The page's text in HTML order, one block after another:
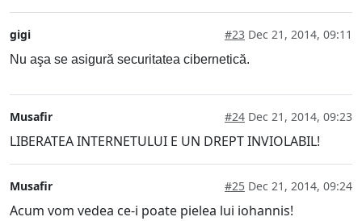
gigi #23 Dec 21, 2014, 09:11
Nu aşa se asigură securitatea cibernetică.
Musafir #24 Dec 21, 2014, 09:23
LIBERATEA INTERNETULUI E UN DREPT INVIOLABIL!
Musafir #25 Dec 21, 2014, 09:24
Acum vom vedea ce-i poate pielea lui iohannis!